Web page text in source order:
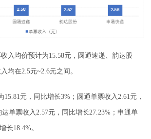
收入均价预计为15.58元，圆通速递、韵达股
均在2.5元~2.6元之间。
15.81元，同比增长3%；圆通单票收入2.61元，
达单票收入2.57元，同比增长27.23%；申通单
长18.4%。